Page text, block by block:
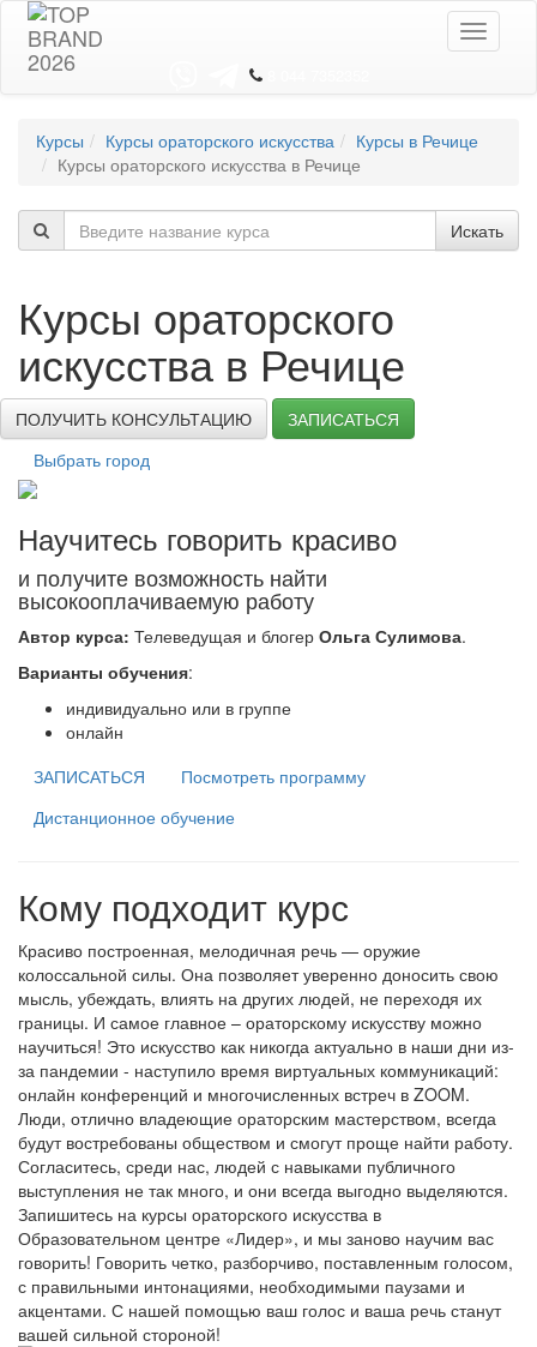
Toggle
Курсы Курсы ораторского искусства
Курсы в Речице
Курсы ораторского искусства в Речице
Искать
Курсы ораторского
искусства в Речице
ПОЛУЧИТЬ КОНСУЛЬТАЦИЮ
ЗАПИСАТЬСЯ
Выбрать город
Научитесь говорить красиво
и получите возможность найти
высокооплачиваемую работу
Автор курса: Телеведущая и блогер Ольга Сулимова.
Варианты обучения:
индивидуально или в группе
онлайн
ЗАПИСАТЬСЯ
Посмотреть программу
Дистанционное обучение
Кому подходит курс
Красиво построенная, мелодичная речь — оружие
колоссальной силы. Она позволяет уверенно доносить свою
мысль, убеждать, влиять на других людей, не переходя их
границы. И самое главное – ораторскому искусству можно
научиться! Это искусство как никогда актуально в наши дни из-
за пандемии - наступило время виртуальных коммуникаций:
онлайн конференций и многочисленных встреч в ZOOM.
Люди, отлично владеющие ораторским мастерством, всегда
будут востребованы обществом и смогут проще найти работу.
Согласитесь, среди нас, людей с навыками публичного
выступления не так много, и они всегда выгодно выделяются.
Запишитесь на курсы ораторского искусства в
Образовательном центре «Лидер», и мы заново научим вас
говорить! Говорить четко, разборчиво, поставленным голосом,
с правильными интонациями, необходимыми паузами и
акцентами. С нашей помощью ваш голос и ваша речь станут
вашей сильной стороной!